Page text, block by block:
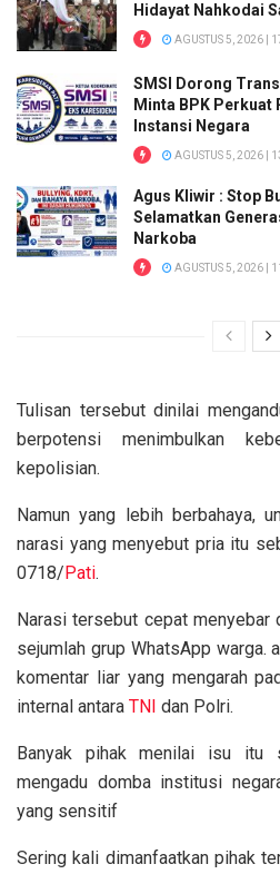
Hidayat Nahkodai
AGUSTUS 5, 2026 |
SMSI Dorong
Minta BPK Perkuat
Instansi Negara
AGUSTUS 5, 2026 |
Agus Kliwir : Stop
Selamatkan
Narkoba
AGUSTUS 5, 2026 |
Tulisan tersebut dinilai
berpotensi menimbulkan
kepolisian.
Namun yang lebih berbahaya,
narasi yang menyebut pria itu
0718/Pati.
Narasi tersebut cepat menyebar
sejumlah grup WhatsApp warga.
komentar liar yang mengarah
internal antara TNI dan Polri.
Banyak pihak menilai isu itu
mengadu domba institusi
yang sensitif
Sering kali dimanfaatkan pihak